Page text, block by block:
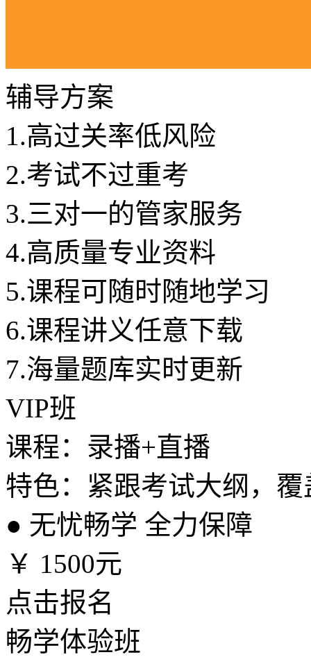
辅导方案
1.高过关率低风险
2.考试不过重考
3.三对一的管家服务
4.高质量专业资料
5.课程可随时随地学习
6.课程讲义任意下载
7.海量题库实时更新
VIP班
课程：录播+直播
特色：紧跟考试大纲，
● 无忧畅学 全力保障
￥ 1500元
点击报名
畅学体验班